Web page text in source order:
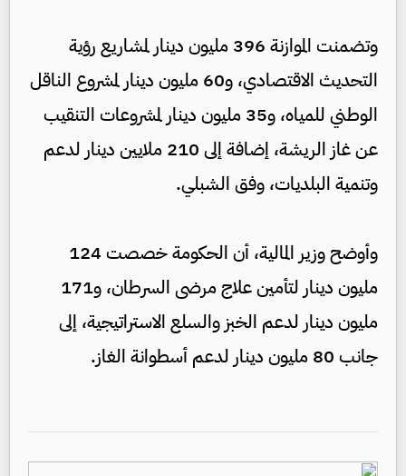
وتضمنت الموازنة 396 مليون دينار لمشاريع رؤية
التحديث الاقتصادي، و60 مليون دينار لمشروع الناقل
الوطني للمياه، و35 مليون دينار لمشروعات التنقيب
عن غاز الريشة، إضافة إلى 210 ملايين دينار لدعم
وتنمية البلديات، وفق الشبلي.
وأوضح وزير المالية، أن الحكومة خصصت 124
مليون دينار لتأمين علاج مرضى السرطان، و171
مليون دينار لدعم الخبز والسلع الاستراتيجية، إلى
جانب 80 مليون دينار لدعم أسطوانة الغاز.